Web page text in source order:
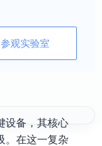
观实验室
设备，其核心
。在这一复杂